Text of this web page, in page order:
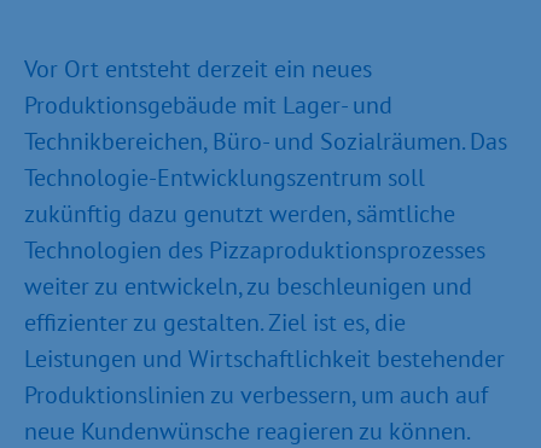
Vor Ort entsteht derzeit ein neues
Produktionsgebäude mit Lager- und
Technikbereichen, Büro- und Sozialräumen. Das
Technologie-Entwicklungszentrum soll
zukünftig dazu genutzt werden, sämtliche
Technologien des Pizzaproduktionsprozesses
weiter zu entwickeln, zu beschleunigen und
effizienter zu gestalten. Ziel ist es, die
Leistungen und Wirtschaftlichkeit bestehender
Produktionslinien zu verbessern, um auch auf
neue Kundenwünsche reagieren zu können.